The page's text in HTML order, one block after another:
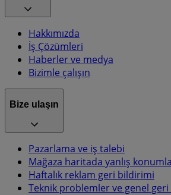
Hakkımızda
İş Çözümleri
Haberler ve medya
Bizimle çalışın
Bize ulaşın
Pazarlama ve iş talebi
Mağaza haritada yanlış
Haftalık reklam geri bildirimi
Teknik problemler ve genel